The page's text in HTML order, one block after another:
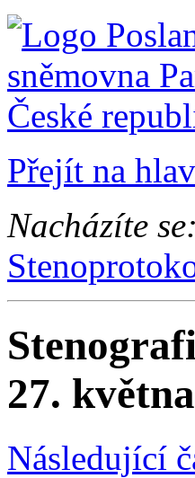
Přejít na
Nacházíte se:
27.
Následující